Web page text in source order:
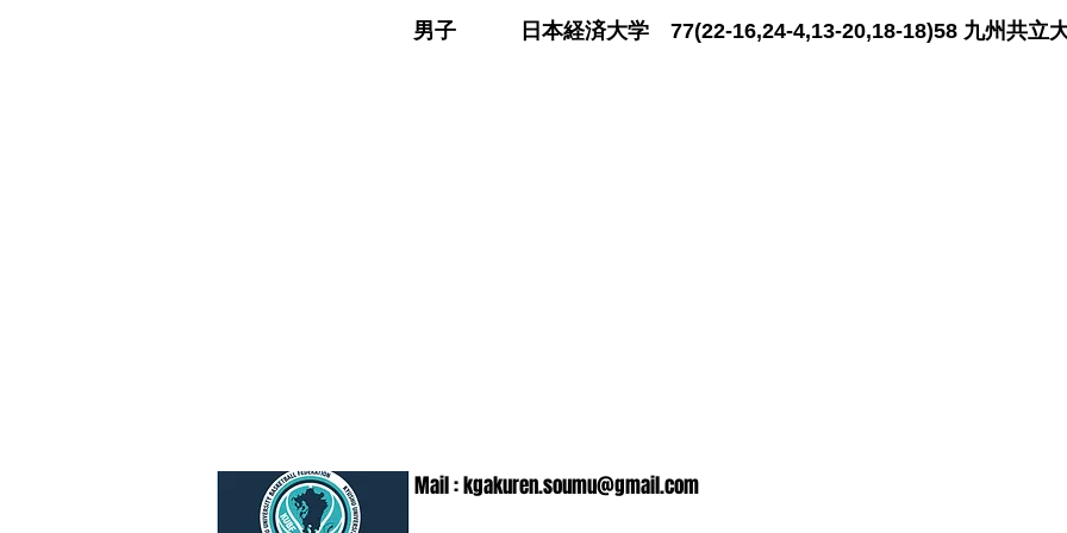
男子 日本経済大学 77(22-16,24-4,13-20,18-18)58 九州共立
Mail :kgakuren.soumu@gmail.com